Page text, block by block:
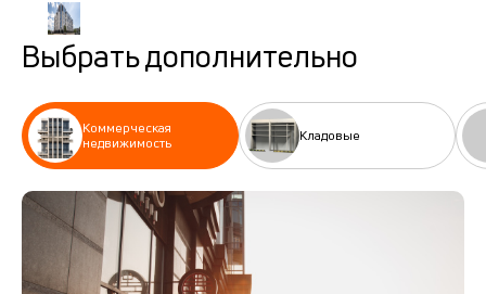
Выбрать дополнительно
Коммерческая
недвижимость
Кладовые